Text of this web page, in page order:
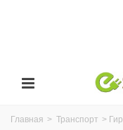
Главная > Транспорт >